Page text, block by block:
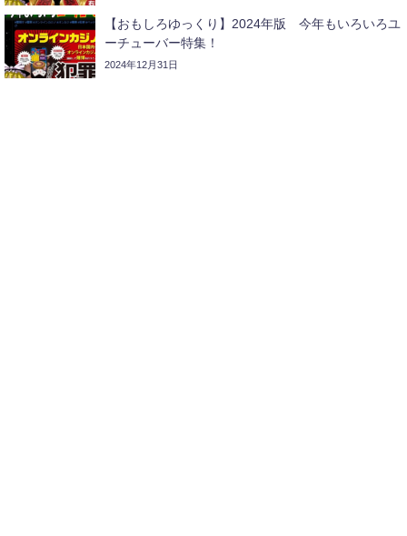
【おもしろゆっくり】2024年版 今年もいろいろユ
ーチューバー特集！
2024年12月31日